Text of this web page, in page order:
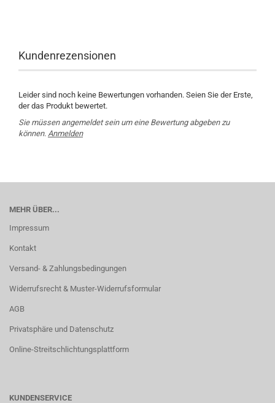
Kundenrezensionen
Leider sind noch keine Bewertungen vorhanden. Seien Sie der Erste,
der das Produkt bewertet.
Sie müssen angemeldet sein um eine Bewertung abgeben zu
können. Anmelden
MEHR ÜBER...
Impressum
Kontakt
Versand- & Zahlungsbedingungen
Widerrufsrecht & Muster-Widerrufsformular
AGB
Privatsphäre und Datenschutz
Online-Streitschlichtungsplattform
KUNDENSERVICE